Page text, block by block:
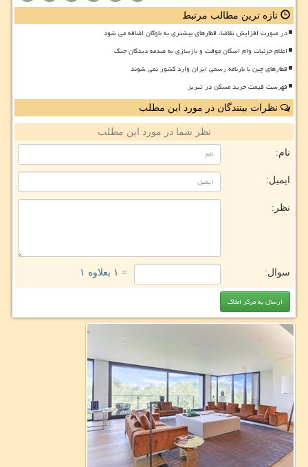
تازه ترین مطالب مرتبط
در صورت افزایش تقاضا، قطارهای بیشتری به ناوگان اضافه می شود
اعلام جزئیات وام اسکان موقت و بازسازی به صدمه دیدگان جنگ
قطارهای چین با بارنامه رسمی ایران وارد کشور نمی شوند
فهرست قیمت خرید مسکن در تبریز
نظرات بینندگان در مورد این مطلب
نظر شما در مورد این مطلب
نام:
ایمیل:
نظر:
سوال: = ۱ بعلاوه ۱